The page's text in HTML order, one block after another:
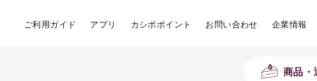
ご利用ガイド アプリ カシポポイント お問い合わせ 企業情報
商品・